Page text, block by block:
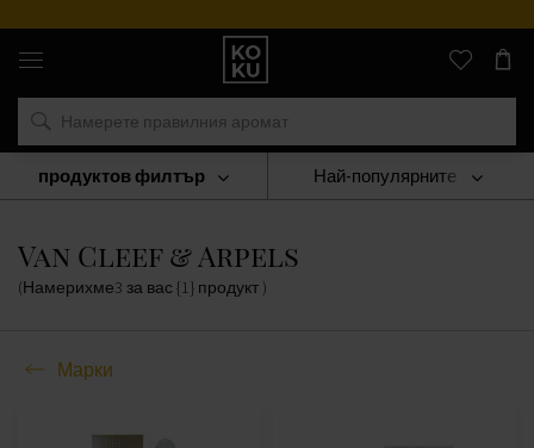
Оригинални
парфюми
часовници
на
място
Марки
Van Cleef & Arpels
Van Cleef & Arpels
(Намерихме3 за вас{1} продукт )
Най-популярните
Марки
продуктов филтър